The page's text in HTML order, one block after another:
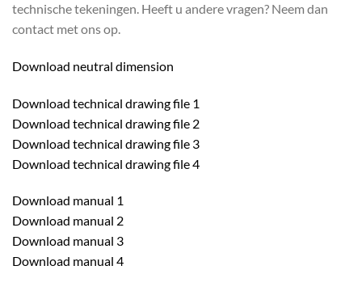
technische tekeningen. Heeft u andere vragen? Neem dan
contact met ons op.
Download neutral dimension
Download technical drawing file 1
Download technical drawing file 2
Download technical drawing file 3
Download technical drawing file 4
Download manual 1
Download manual 2
Download manual 3
Download manual 4